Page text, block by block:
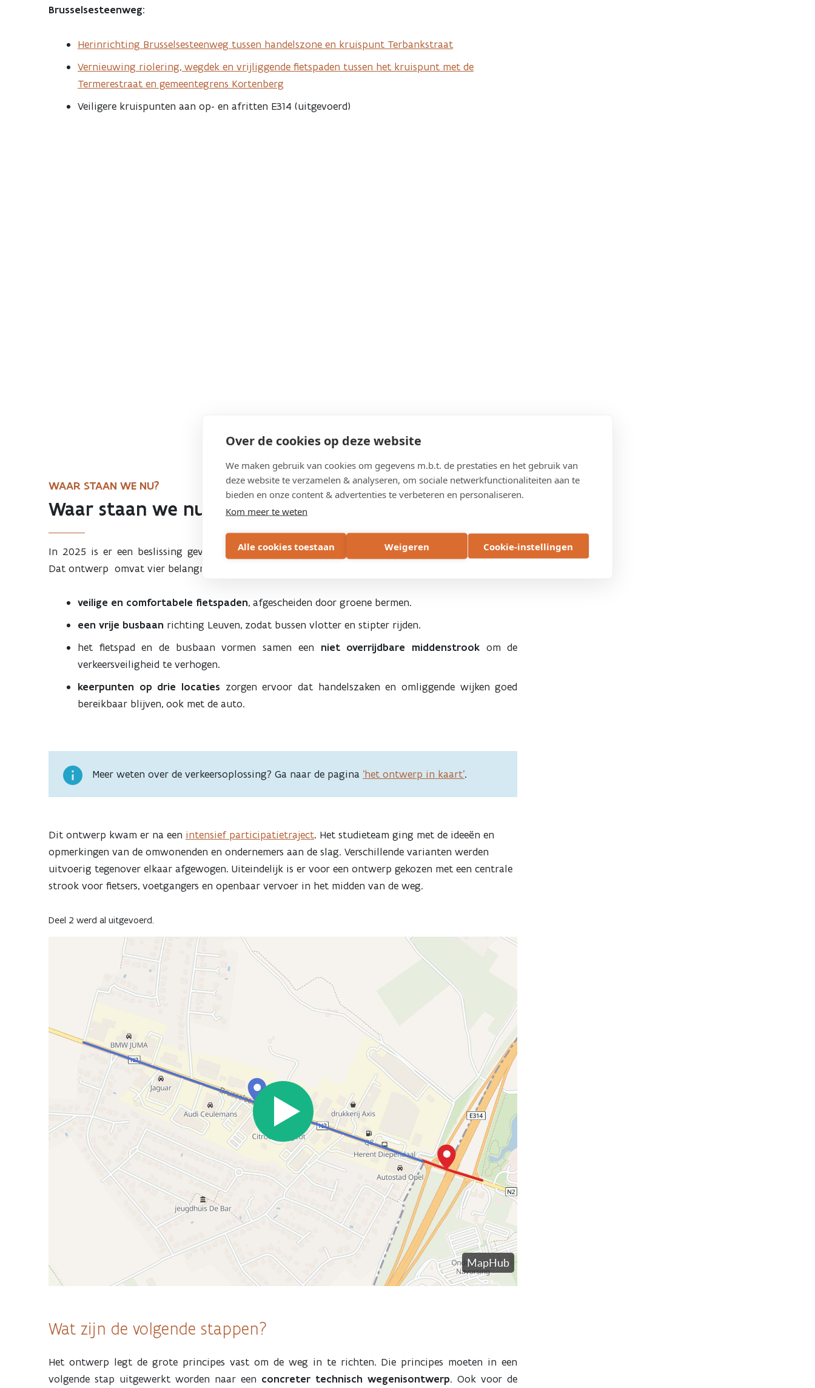
Over de cookies op deze website
We maken gebruik van cookies om gegevens m.b.t. de prestaties en het gebruik van
deze website te verzamelen & analyseren, om sociale netwerkfunctionaliteiten aan te
bieden en onze content & advertenties te verbeteren en personaliseren.
Kom meer te weten
Alle cookies toestaan Weigeren Cookie-instellingen
Brusselsesteenweg:
Herinrichting Brusselsesteenweg tussen handelszone en kruispunt Terbankstraat
Vernieuwing riolering, wegdek en vrijliggende fietspaden tussen het kruispunt met de
Termerestraat en gemeentegrens Kortenberg
Veiligere kruispunten aan op- en afritten E314 (uitgevoerd)
WAAR STAAN WE NU?
Waar staan we nu?
In 2025 is er een beslissing gevallen over het ontwerp voor dit deel van de Brusselsesteenweg.
Dat ontwerp omvat vier belangrijke ingrepen:
veilige en comfortabele fietspaden, afgescheiden door groene bermen.
een vrije busbaan richting Leuven, zodat bussen vlotter en stipter rijden.
het fietspad en de busbaan vormen samen een niet overrijdbare middenstrookom de
verkeersveiligheid te verhogen.
keerpunten op drie locaties zorgen ervoor dat handelszaken en omliggende wijken goed
bereikbaar blijven, ook met de auto.
Meer weten over de verkeersoplossing? Ga naar de pagina 'het ontwerp in kaart'.
Dit ontwerp kwam er na een intensief participatietraject. Het studieteam ging met de ideeën en
opmerkingen van de omwonenden en ondernemers aan de slag. Verschillende varianten werden
uitvoerig tegenover elkaar afgewogen. Uiteindelijk is er voor een ontwerp gekozen met een centrale
strook voor fietsers, voetgangers en openbaar vervoer in het midden van de weg.
Deel 2 werd al uitgevoerd.
Wat zijn de volgende stappen?
Het ontwerp legt de grote principes vast om de weg in te richten. Die principes moeten in een
volgende stap uitgewerkt worden naar een concreter technisch wegenisontwerp. Ook voor de